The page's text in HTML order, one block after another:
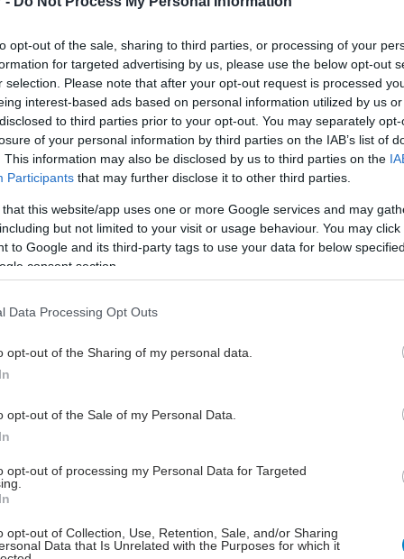
opt-out of the sale, sharing to third parties, or processing of your
for targeted advertising by us, please use the below opt-out
selection. Please note that after your opt-out request is processed
interest-based ads based on personal information utilized by us
to third parties prior to your opt-out. You may separately
of your personal information by third parties on the IAB’s list of
This information may also be disclosed by us to third parties on the
Participants that may further disclose it to other third parties.
that this website/app uses one or more Google services and may
but not limited to your visit or usage behaviour. You may
to Google and its third-party tags to use your data for below
consent section.
Data Processing Opt Outs
opt-out of the Sharing of my personal data.
opt-out of the Sale of my Personal Data.
opt-out of processing my Personal Data for Targeted
opt-out of Collection, Use, Retention, Sale, and/or Sharing
Data that Is Unrelated with the Purposes for which it
είχε προηγηθεί σχετική αλληλογραφία του
με τον Υπουργό Υγείας, στην οποία διατυπώνονταν τα
Συλλόγου για τη μείωση της οικονομικής
των ασθενών, καθώς και για την ένταξη της ψωρίασης
των δυσίατων νοσημάτων. Ακολούθησε η
ημερίδα με τίτλο «Forum Ανταλλαγής Απόψεων για
και την Ψωριασική Αρθρίτιδα», που διοργάνωσε ο
29 Νοεμβρίου 2017, με τη συμμετοχή σημαντικών
Φορέων Υγείας και της πολιτικής ηγεσίας, κατά την
αιτήματα βρήκαν θετική ανταπόκριση, ενώ
τοις εκατό, όσο και για την εφαρμογή των
θερμά την απόφαση των Υπουργών ως σημαντική
των ατόμων με ψωρίαση, η οποία ανοίγει τον δρόμο
της πρόσβασης των περίπου 200.000 ασθενών
γι’ αυτούς θεραπείες και δημιουργεί θετικές
για την καλύτερη κάλυψη των πολύπλευρων αναγκών
αυτή αποδεικνύει ότι τα άτομα με ψωρίαση στη
δυνατή φωνή και με ειλικρινή και παραγωγικό
την Πολιτεία μπορούν να πετύχουν πολλά. Ασφαλώς,